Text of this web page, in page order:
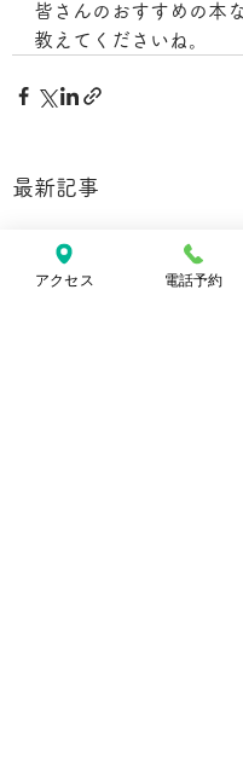
皆さんのおすすめの本
教えてくださいね。
最新記事
アクセス 電話予約